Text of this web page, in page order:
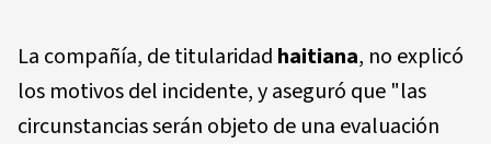
La compañía, de titularidad haitiana, no explicó
los motivos del incidente, y aseguró que "las
circunstancias serán objeto de una evaluación